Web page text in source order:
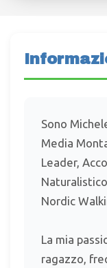
Sono
Media
Leader,
Nordic
La mia
ragazzo,